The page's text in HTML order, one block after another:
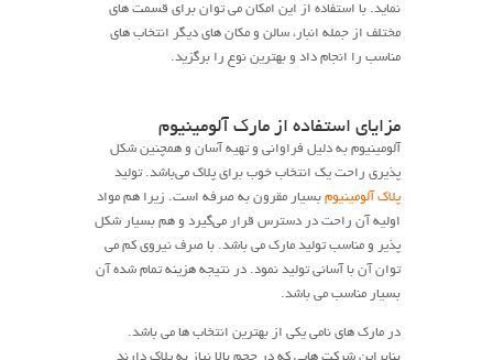
نماید. با استفاده از این امکان می توان برای قسمت های
مختلف از جمله انبار، سالن و مکان های دیگر انتخاب های
مناسب را انجام داد و بهترین نوع را برگزید.
مزایای استفاده از مارک آلومینیوم
آلومینیوم به دلیل فراوانی و تهیه آسان و همچنین شکل
پذیری راحت یک انتخاب خوب برای پلاک می‌باشد. تولید
پلاک آلومینیوم بسیار مقرون به صرفه است. زیرا هم مواد
اولیه آن راحت در دسترس قرار می‌گیرد و هم بسیار شکل
پذیر و مناسب تولید مارک می باشد. با صرف نیروی کم می
توان آن با آسانی تولید نمود. در نتیجه هزینه تمام شده آن
بسیار مناسب می باشد.
در مارک های نامی یکی از بهترین انتخاب ها می باشد.
بنابراین شرکت هایی که در حجم بالا نیاز به پلاک دارند